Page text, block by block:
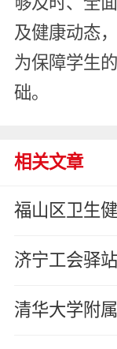
及健康动态
为保障学生
础。
相关文章
福山区卫生
济宁工会驿
清华大学附